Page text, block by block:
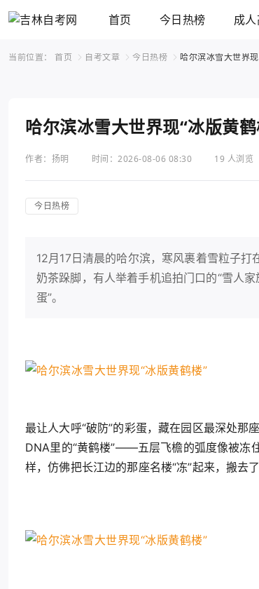
首页 今日热榜 成
当前位置： 首页 自考文章 今日热榜 哈尔滨冰雪大世界
哈尔滨冰雪大世界现“冰版黄
作者：扬明 时间：2026-08-06 08:30 19 人浏览
今日热榜
12月17日清晨的哈尔滨，寒风裹着雪粒子
奶茶跺脚，有人举着手机追拍门口的“雪人
蛋”。
最让人大呼“破防”的彩蛋，藏在园区最深处
DNA里的“黄鹤楼”——五层飞檐的弧度像被冻
样，仿佛把长江边的那座名楼“冻”起来，搬去了